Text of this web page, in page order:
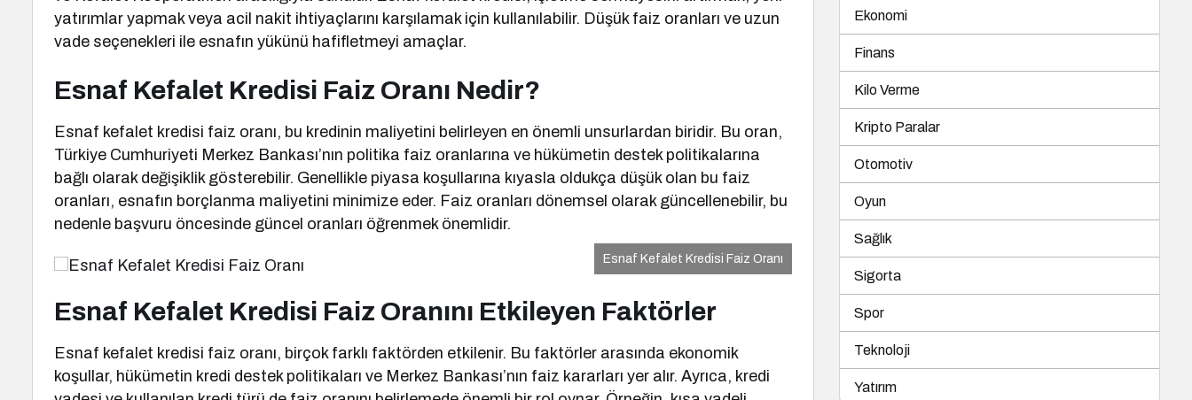
yatırımlar yapmak veya acil nakit ihtiyaçlarını karşılamak için kullanılabilir. Düşük faiz oranları ve uzun
vade seçenekleri ile esnafın yükünü hafifletmeyi amaçlar.
Esnaf Kefalet Kredisi Faiz Oranı Nedir?
Esnaf kefalet kredisi faiz oranı, bu kredinin maliyetini belirleyen en önemli unsurlardan biridir. Bu oran,
Türkiye Cumhuriyeti Merkez Bankası’nın politika faiz oranlarına ve hükümetin destek politikalarına
bağlı olarak değişiklik gösterebilir. Genellikle piyasa koşullarına kıyasla oldukça düşük olan bu faiz
oranları, esnafın borçlanma maliyetini minimize eder. Faiz oranları dönemsel olarak güncellenebilir, bu
nedenle başvuru öncesinde güncel oranları öğrenmek önemlidir.
Esnaf Kefalet Kredisi Faiz Oranı
Esnaf Kefalet Kredisi Faiz Oranını Etkileyen Faktörler
Esnaf kefalet kredisi faiz oranı, birçok farklı faktörden etkilenir. Bu faktörler arasında ekonomik
koşullar, hükümetin kredi destek politikaları ve Merkez Bankası’nın faiz kararları yer alır. Ayrıca, kredi
Ekonomi
Finans
Kilo Verme
Kripto Paralar
Otomotiv
Oyun
Sağlık
Sigorta
Spor
Teknoloji
Yatırım